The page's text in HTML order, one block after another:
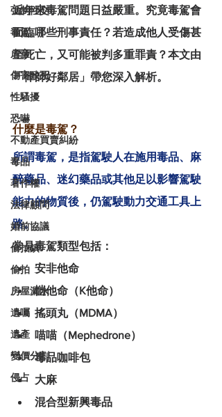
強制性交
毒駕
虐童
傷害致死
性騷擾
恐嚇
不動產買賣糾紛
毒品
著作權
法律顧問
婚前協議
偷拍鎮
偷拍
房屋漏水
遺囑
遺產
變價分割
侵占
近年來毒駕問題日益嚴重。究竟毒駕會
面臨哪些刑事責任？若造成他人受傷甚
至死亡，又可能被判多重罪責？本文由
「律師好鄰居」帶您深入解析。
什麼是毒駕？
所謂毒駕，是指駕駛人在施用毒品、麻
醉藥品、迷幻藥品或其他足以影響駕駛
能力的物質後，仍駕駛動力交通工具上
路。
常見毒駕類型包括：
安非他命
愷他命（K他命）
搖頭丸（MDMA）
喵喵（Mephedrone）
毒品咖啡包
大麻
混合型新興毒品